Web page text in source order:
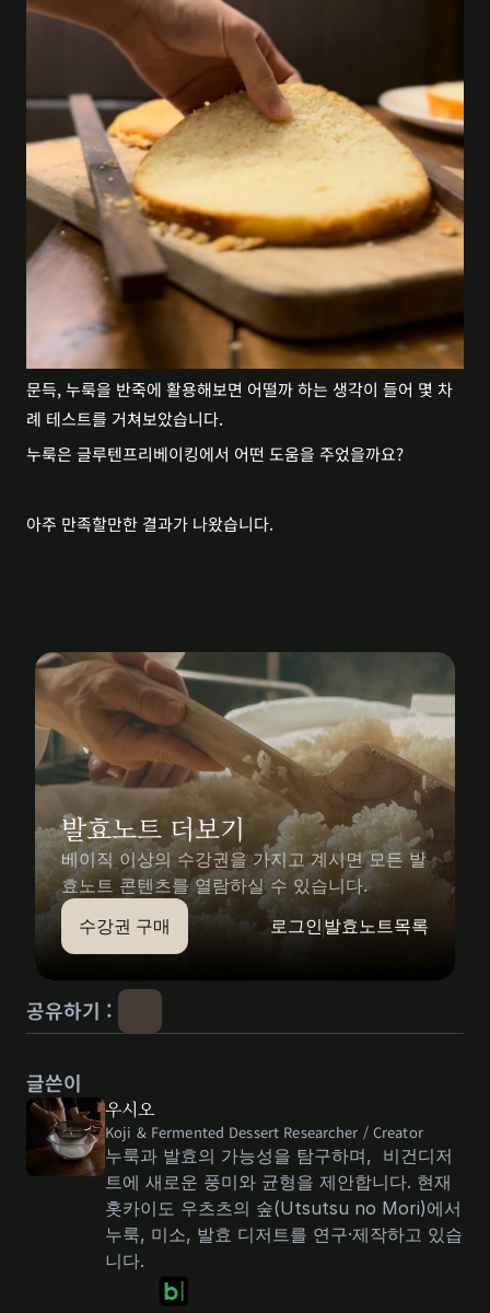
문득, 누룩을 반죽에 활용해보면 어떨까 하는 생각이 들어 몇 차
례 테스트를 거쳐보았습니다.
누룩은 글루텐프리베이킹에서 어떤 도움을 주었을까요?
아주 만족할만한 결과가 나왔습니다.
발효노트 더보기
베이직 이상의 수강권을 가지고 계시면 모든 발
효노트 콘텐츠를 열람하실 수 있습니다.
수강권 구매
로그인 발효노트목록
공유하기 :
글쓴이
우시오
Koji & Fermented Dessert Researcher / Creator
누룩과 발효의 가능성을 탐구하며,  비건디저
트에 새로운 풍미와 균형을 제안합니다. 현재
홋카이도 우츠츠의 숲(Utsutsu no Mori)에서
누룩, 미소, 발효 디저트를 연구·제작하고 있습
니다.